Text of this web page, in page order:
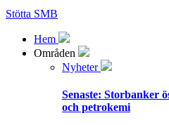
Stötta SMB
Hem
Områden
Nyheter
Senaste: Storbanker
och petrokemi